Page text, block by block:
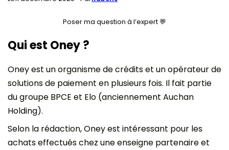
Poser ma question à l’expert 💬
Qui est Oney ?
Oney est un organisme de crédits et un opérateur de
solutions de paiement en plusieurs fois. Il fait partie
du groupe BPCE et Elo (anciennement Auchan
Holding).
Selon la rédaction, Oney est intéressant pour les
achats effectués chez une enseigne partenaire et